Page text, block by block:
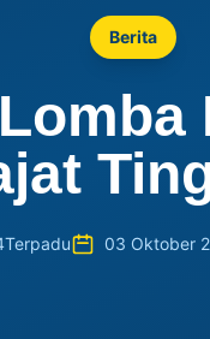
Berita
03 Oktober